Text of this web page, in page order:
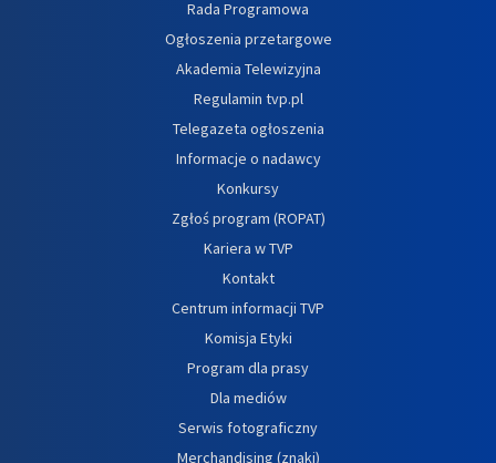
Rada Programowa
Ogłoszenia przetargowe
Akademia Telewizyjna
Regulamin tvp.pl
Telegazeta ogłoszenia
Informacje o nadawcy
Konkursy
Zgłoś program (ROPAT)
Kariera w TVP
Kontakt
Centrum informacji TVP
Komisja Etyki
Program dla prasy
Dla mediów
Serwis fotograficzny
Merchandising (znaki)